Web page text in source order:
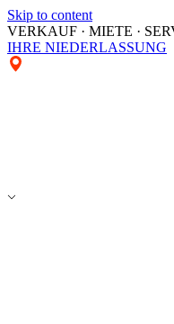
Skip to content
VERKAUF · MIETE ·
IHRE NIEDERLASSUNG